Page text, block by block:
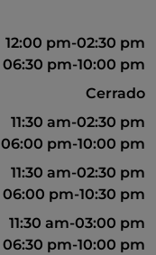
12:00 pm-02:30 pm
06:30 pm-10:00 pm
Cerrado
11:30 am-02:30 pm
06:00 pm-10:00 pm
11:30 am-02:30 pm
06:00 pm-10:30 pm
11:30 am-03:00 pm
06:30 pm-10:00 pm